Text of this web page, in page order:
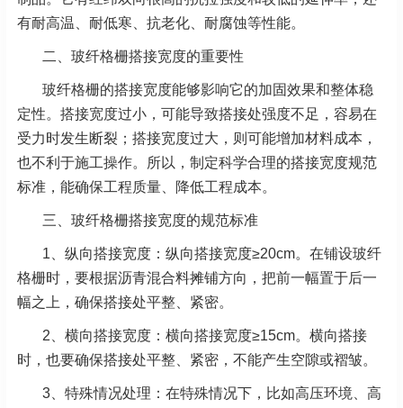
有耐高温、耐低寒、抗老化、耐腐蚀等性能。
二、玻纤格栅搭接宽度的重要性
玻纤格栅的搭接宽度能够影响它的加固效果和整体稳
定性。搭接宽度过小，可能导致搭接处强度不足，容易在
受力时发生断裂；搭接宽度过大，则可能增加材料成本，
也不利于施工操作。所以，制定科学合理的搭接宽度规范
标准，能确保工程质量、降低工程成本。
三、玻纤格栅搭接宽度的规范标准
1、纵向搭接宽度：纵向搭接宽度≥20cm。在铺设玻纤
格栅时，要根据沥青混合料摊铺方向，把前一幅置于后一
幅之上，确保搭接处平整、紧密。
2、横向搭接宽度：横向搭接宽度≥15cm。横向搭接
时，也要确保搭接处平整、紧密，不能产生空隙或褶皱。
3、特殊情况处理：在特殊情况下，比如高压环境、高